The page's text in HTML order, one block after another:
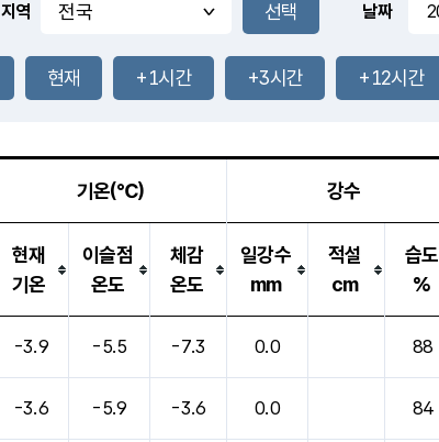
-mm
-mm
27.6
℃
29.8℃
0.7m/s
-mm
-mm
지역 날짜
현재 +1시간 +3시간 +12시간
기온(℃) 강수
현재
기온
이슬점
온도
체감
온도
일강수
mm
적설
cm
습도
%
-3.9 -5.5 -7.3 0.0 88
-3.6 -5.9 -3.6 0.0 84